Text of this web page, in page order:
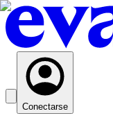
Conectarse